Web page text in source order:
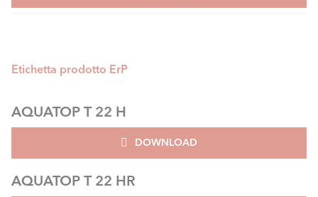
Etichetta prodotto ErP
AQUATOP T 22 H
DOWNLOAD
AQUATOP T 22 HR